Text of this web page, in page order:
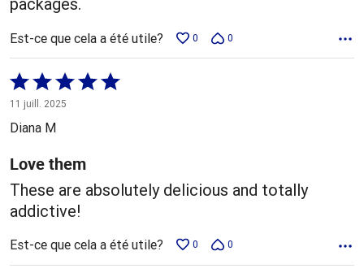
Est-ce que cela a été utile? 0 0
Coté
5 sur
5
11 juill. 2025
Diana M
Love them
These are absolutely delicious and totally
addictive!
Est-ce que cela a été utile? 0 0